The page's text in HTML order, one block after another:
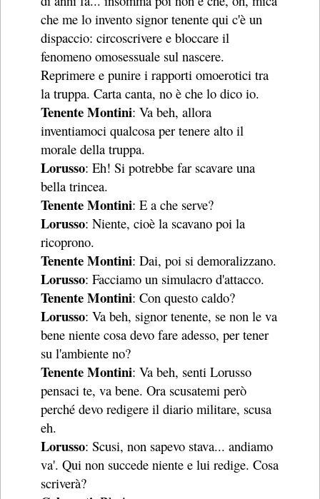
che me lo invento signor tenente qui c'è un
dispaccio: circoscrivere e bloccare il
fenomeno omosessuale sul nascere.
Reprimere e punire i rapporti omoerotici tra
la truppa. Carta canta, no è che lo dico io.
Tenente Montini: Va beh, allora
inventiamoci qualcosa per tenere alto il
morale della truppa.
Lorusso: Eh! Si potrebbe far scavare una
bella trincea.
Tenente Montini: E a che serve?
Lorusso: Niente, cioè la scavano poi la
ricoprono.
Tenente Montini: Dai, poi si demoralizzano.
Lorusso: Facciamo un simulacro d'attacco.
Tenente Montini: Con questo caldo?
Lorusso: Va beh, signor tenente, se non le va
bene niente cosa devo fare adesso, per tener
su l'ambiente no?
Tenente Montini: Va beh, senti Lorusso
pensaci te, va bene. Ora scusatemi però
perché devo redigere il diario militare, scusa
eh.
Lorusso: Scusi, non sapevo stava... andiamo
va'. Qui non succede niente e lui redige. Cosa
scriverà?